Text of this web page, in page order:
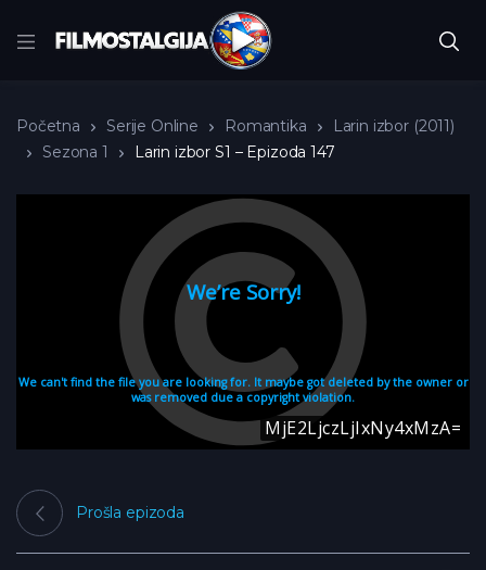
Početna Serije Online Romantika
Larin izbor (2011)
Sezona 1
Larin izbor S1 – Epizoda 147
Prošla epizoda